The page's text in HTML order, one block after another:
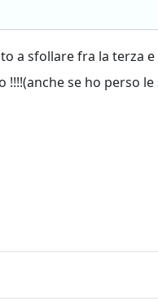
a sfollare fra la terza
se ho perso le